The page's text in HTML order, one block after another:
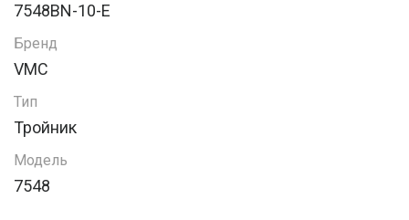
7548BN-10-E
Бренд
VMC
Тип
Тройник
Модель
7548